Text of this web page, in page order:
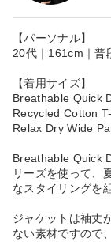
【パーソナル】
20代｜161cm｜普
【着用サイズ】
Breathable Quick
Recycled Cotton
Relax Dry Wide
Breathable Quick
リーズを使って、
なスタイリングを
ジャケットは袖丈
ない素材ですので